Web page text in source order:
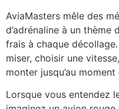
AviaMasters mêle des
d’adrénaline à un thème
frais à chaque
miser, choisir une
monter jusqu’au
Lorsque vous entendez